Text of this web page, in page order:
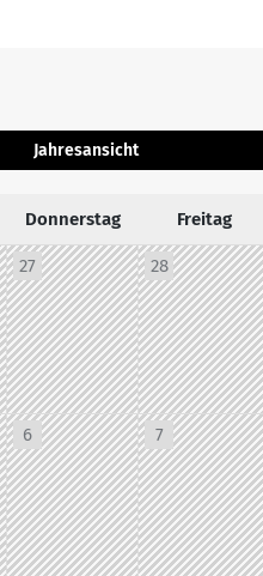
Jahresansicht
Donnerstag Freitag
27 28
6 7